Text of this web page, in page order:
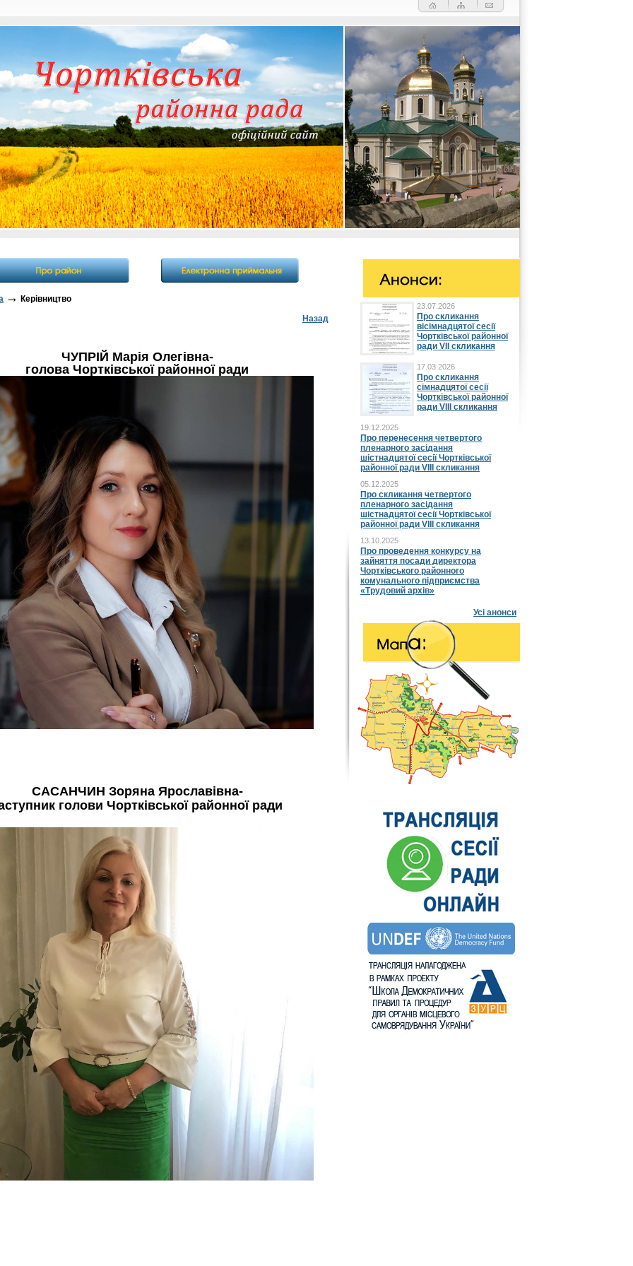
→ Керівництво
Назад
ЧУПРІЙ Марія Олегівна-
голова Чортківської районної ради
САСАНЧИН Зоряна Ярославівна-
голови Чортківської районної ради
23.07.2026
Про скликання
вісімнадцятої сесії
Чортківської районної
ради VII скликання
17.03.2026
Про скликання
сімнадцятої сесії
Чортківської районної
ради VIII скликання
19.12.2025
Про перенесення четвертого
пленарного засідання
шістнадцятої сесії Чортківської
районної ради VIII скликання
05.12.2025
Про скликання четвертого
пленарного засідання
шістнадцятої сесії Чортківської
районної ради VIII скликання
13.10.2025
Про проведення конкурсу на
зайняття посади директора
Чортківського районного
комунального підприємства
«Трудовий архів»
Усі анонси